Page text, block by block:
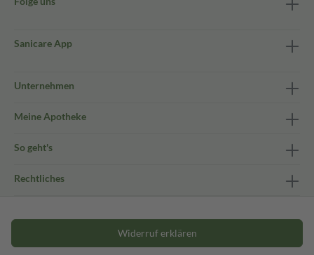
Sanicare App
Unternehmen
Meine Apotheke
So geht's
Rechtliches
Widerruf erklären